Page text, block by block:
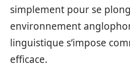
simplement pour se
environnement
linguistique s’impose
efficace.